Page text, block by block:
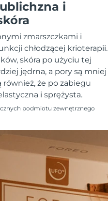
i
zmarszczkami i
chłodzącej krioterapii.
skóra po użyciu tej
jędrna, a pory są mniej
również, że po zabiegu
i sprężysta.
podmiotu zewnętrznego
devices
massagers
skóry KIWI™
essentials
Peptide Scalp
Whitening Gel
Mężczyźni